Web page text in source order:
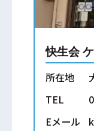
快生会
所在地
TEL
Eメール